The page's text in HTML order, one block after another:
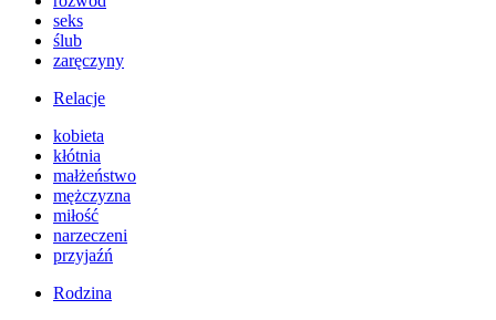
seks
ślub
zaręczyny
Relacje
kobieta
kłótnia
małżeństwo
mężczyzna
miłość
narzeczeni
przyjaźń
Rodzina